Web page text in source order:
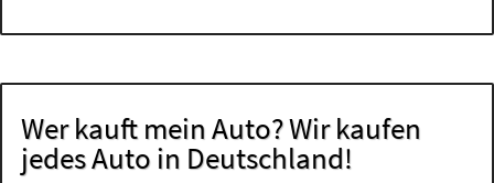
Wer kauft mein Auto? Wir kaufen
jedes Auto in Deutschland!